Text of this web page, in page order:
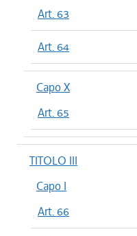
Art. 63
Art. 64
Capo X
Art. 65
TITOLO III
Capo I
Art. 66